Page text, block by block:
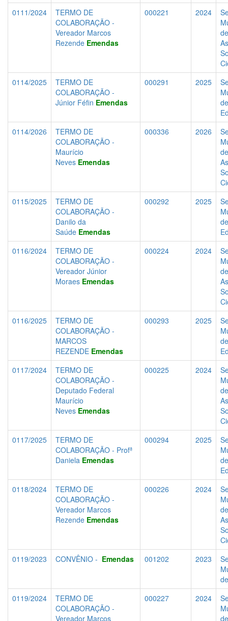
0111/2024
TERMO DE
COLABORAÇÃO -
Vereador Marcos
Rezende Emendas
000221 2024
de
0114/2025
TERMO DE
COLABORAÇÃO -
Júnior Féfin Emendas
000291 2025
de
0114/2026
TERMO DE
COLABORAÇÃO -
Maurício
Neves Emendas
000336 2026
de
0115/2025
TERMO DE
COLABORAÇÃO -
Danilo da
Saúde Emendas
000292 2025
de
0116/2024
TERMO DE
COLABORAÇÃO -
Vereador Júnior
Moraes Emendas
000224 2024
de
0116/2025
TERMO DE
COLABORAÇÃO -
MARCOS
REZENDE Emendas
000293 2025
de
0117/2024
TERMO DE
COLABORAÇÃO -
Deputado Federal
Maurício
Neves Emendas
000225 2024
de
0117/2025
TERMO DE
COLABORAÇÃO - Profª
Daniela Emendas
000294 2025
de
0118/2024
TERMO DE
COLABORAÇÃO -
Vereador Marcos
Rezende Emendas
000226 2024
de
0119/2023
CONVÊNIO - Emendas 001202 2023
0119/2024
TERMO DE
COLABORAÇÃO -
Vereador Marcos
000227 2024
de